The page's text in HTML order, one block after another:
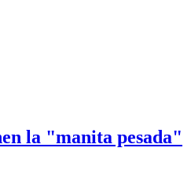
la "manita pesada"